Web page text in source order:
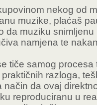
nekog od
muzike, plaćaš
da muziku
namjena te
tiče samog
razloga,
način da ovaj
reproduciranu u